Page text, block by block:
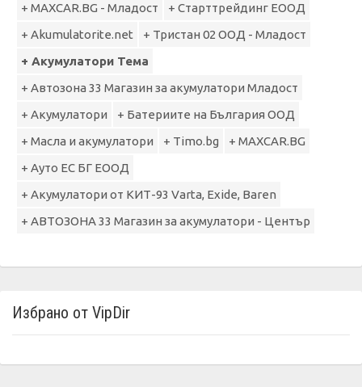
+ MAXCAR.BG - Младост
+ Старттрейдинг ЕООД
+ Akumulatorite.net
+ Тристан 02 ООД - Младост
+ Акумулатори Тема
+ Автозона 33 Магазин за акумулатори Младост
+ Акумулатори
+ Батериите на България ООД
+ Масла и акумулатори
+ Timo.bg
+ MAXCAR.BG
+ Ауто ЕС БГ ЕООД
+ Акумулатори от КИТ-93 Varta, Exide, Baren
+ АВТОЗОНА 33 Магазин за акумулатори - Център
Избрано от VipDir